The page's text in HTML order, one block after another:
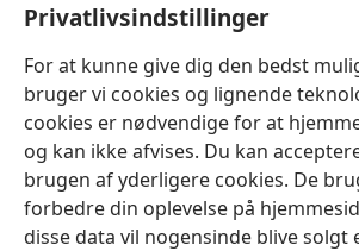
Privatlivsindstillinger
For at kunne give dig den bedst
bruger vi cookies og lignende
cookies er nødvendige for at
og kan ikke afvises. Du kan
brugen af yderligere cookies. De
forbedre din oplevelse på
disse data vil nogensinde blive solgt
vindue)Watchtower ONLINE LIBRARY™
nyt
vindue)JW Hub
(åbner
nyt
vindue)JW Library
Watchtower Library